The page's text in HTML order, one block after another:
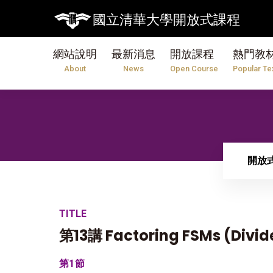
國立清華大學開放式課程
網站說明
About
最新消息
News
開放課程
Open Course
熱門教
Popular
開放
TITLE
第13講 Factoring FSMs
第1節